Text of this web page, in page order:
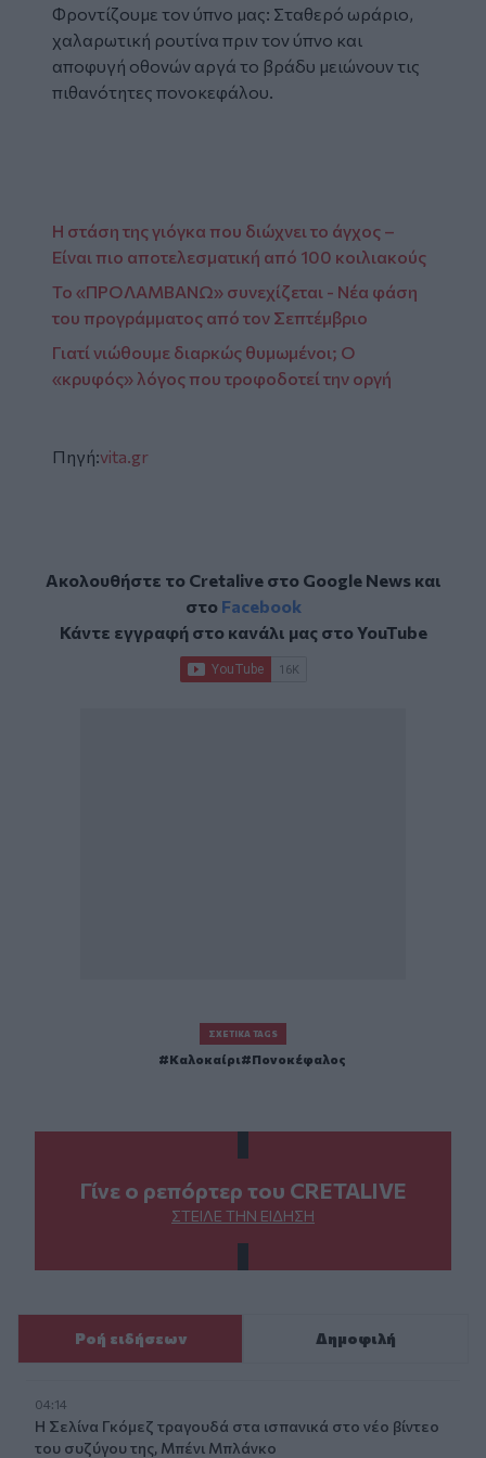
Φροντίζουμε τον ύπνο μας: Σταθερό ωράριο,
χαλαρωτική ρουτίνα πριν τον ύπνο και
αποφυγή οθονών αργά το βράδυ μειώνουν τις
πιθανότητες πονοκεφάλου.
Η στάση της γιόγκα που διώχνει το άγχος –
Είναι πιο αποτελεσματική από 100 κοιλιακούς
Το «ΠΡΟΛΑΜΒΑΝΩ» συνεχίζεται - Νέα φάση
του προγράμματος από τον Σεπτέμβριο
Γιατί νιώθουμε διαρκώς θυμωμένοι; Ο
«κρυφός» λόγος που τροφοδοτεί την οργή
Πηγή:vita.gr
Ακολουθήστε το Cretalive στο Google Newsκαι
στο Facebook
Κάντε εγγραφή στο κανάλι μας στοYouTube
ΣΧΕΤΙΚΆ TAGS
Καλοκαίρι Πονοκέφαλος
Γίνε ο ρεπόρτερ του CRETALIVE
ΣΤΕΊΛΕ ΤΗΝ ΕΊΔΗΣΗ
Ροή ειδήσεων Δημοφιλή
04:14
Η Σελίνα Γκόμεζ τραγουδά στα ισπανικά στο νέο βίντεο
του συζύγου της, Μπένι Μπλάνκο